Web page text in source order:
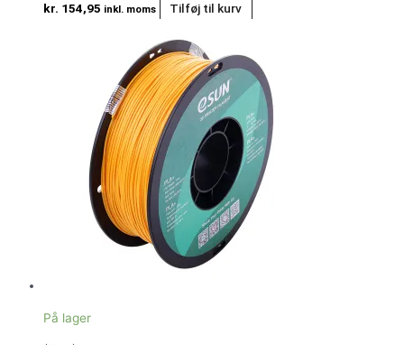
kr. 154,95 inkl. moms Tilføj til kurv
På lager